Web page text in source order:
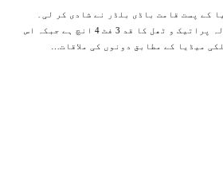
کے پست قامت باڈی بلڈر نے شادی کر لی۔
میڈیا کے مطابق ریاست مہاراشٹرا کے 28 سالہ پراتیک و ٹھل کا قد 3 فٹ 4 انچ ہے جبکہ اس